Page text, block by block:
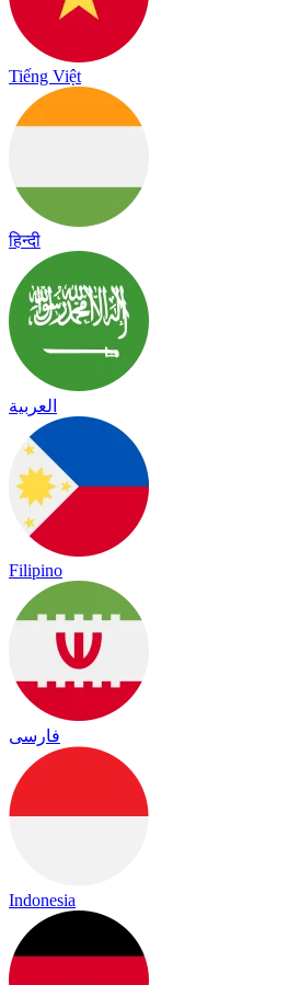
Tiếng Việt
हिन्दी
العربية
Filipino
فارسی
Indonesia